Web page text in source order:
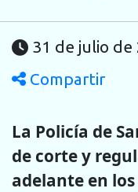
31 de julio de
Compartir
La Policía de
de corte y
adelante en